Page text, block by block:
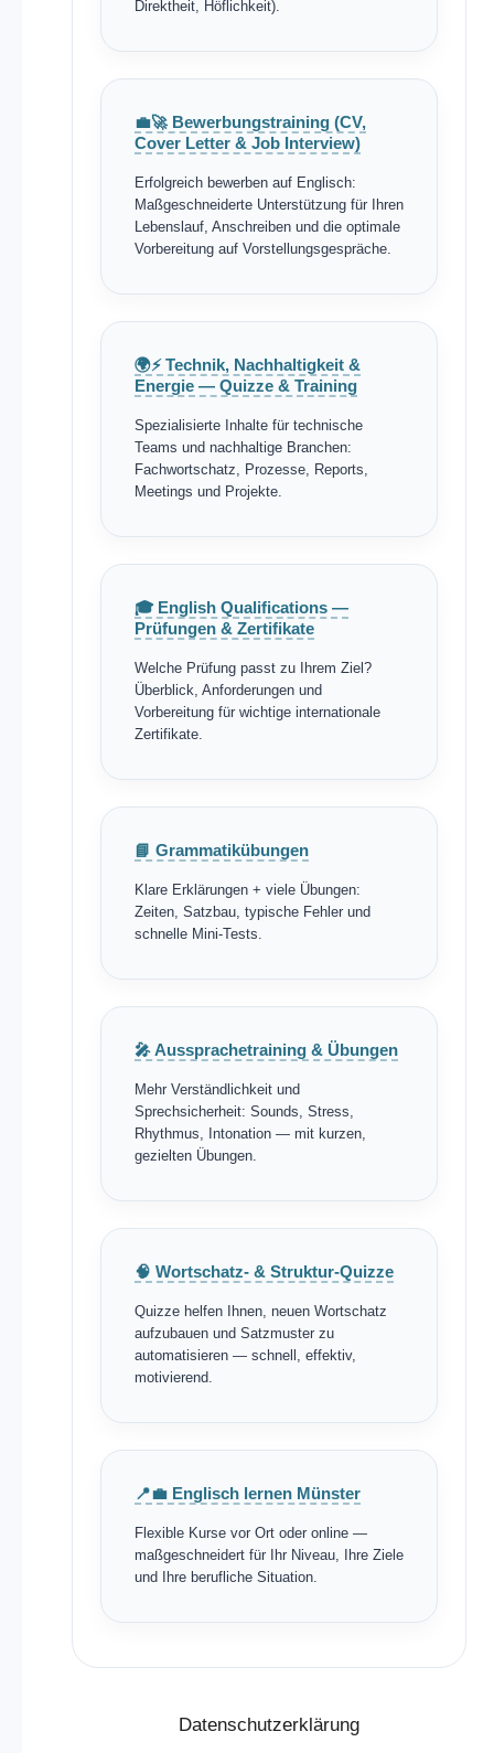
Direktheit, Höflichkeit).
💼🚀 Bewerbungstraining (CV,
Cover Letter & Job Interview)
Erfolgreich bewerben auf Englisch:
Maßgeschneiderte Unterstützung für Ihren
Lebenslauf, Anschreiben und die optimale
Vorbereitung auf Vorstellungsgespräche.
🌍⚡ Technik, Nachhaltigkeit &
Energie — Quizze & Training
Spezialisierte Inhalte für technische
Teams und nachhaltige Branchen:
Fachwortschatz, Prozesse, Reports,
Meetings und Projekte.
🎓 English Qualifications —
Prüfungen & Zertifikate
Welche Prüfung passt zu Ihrem Ziel?
Überblick, Anforderungen und
Vorbereitung für wichtige internationale
Zertifikate.
📘 Grammatikübungen
Klare Erklärungen + viele Übungen:
Zeiten, Satzbau, typische Fehler und
schnelle Mini-Tests.
🎤 Aussprachetraining & Übungen
Mehr Verständlichkeit und
Sprechsicherheit: Sounds, Stress,
Rhythmus, Intonation — mit kurzen,
gezielten Übungen.
🧠 Wortschatz- & Struktur-Quizze
Quizze helfen Ihnen, neuen Wortschatz
aufzubauen und Satzmuster zu
automatisieren — schnell, effektiv,
motivierend.
📍💼 Englisch lernen Münster
Flexible Kurse vor Ort oder online —
maßgeschneidert für Ihr Niveau, Ihre Ziele
und Ihre berufliche Situation.
Datenschutzerklärung